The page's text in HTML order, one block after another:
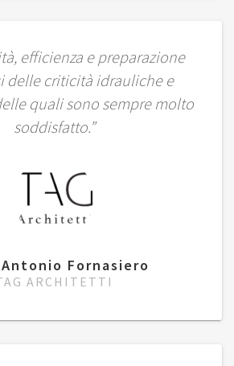
efficienza e preparazione
delle criticità idrauliche e
quali sono sempre molto
soddisfatto.”
Fornasiero
ARCHITETTI